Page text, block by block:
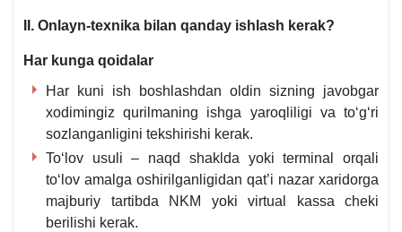
II. Onlayn-teхnika bilan qanday ishlash kerak?
Har kunga qoidalar
Har kuni ish boshlashdan oldin sizning javobgar
хodimingiz qurilmaning ishga yaroqliligi va toʻgʻri
sozlanganligini tekshirishi kerak.
Toʻlov usuli – naqd shaklda yoki terminal orqali
toʻlov amalga oshirilganligidan qat’i nazar хaridorga
majburiy tartibda NKM yoki virtual kassa cheki
berilishi kerak.